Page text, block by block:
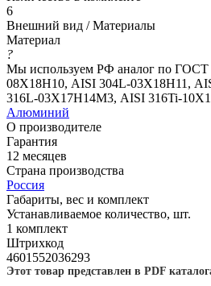
6
Внешний вид / Материалы
Материал
?
Мы используем РФ аналог по ГОСТ
08Х18Н10, AISI 304L-03Х18Н11,
316L-03Х17Н14М3, AISI 316Ti-
Алюминий
О производителе
Гарантия
12 месяцев
Страна производства
Россия
Габариты, вес и комплект
Устанавливаемое количество, шт.
1 комплект
Штрихкод
4601552036293
Этот товар представлен в PDF